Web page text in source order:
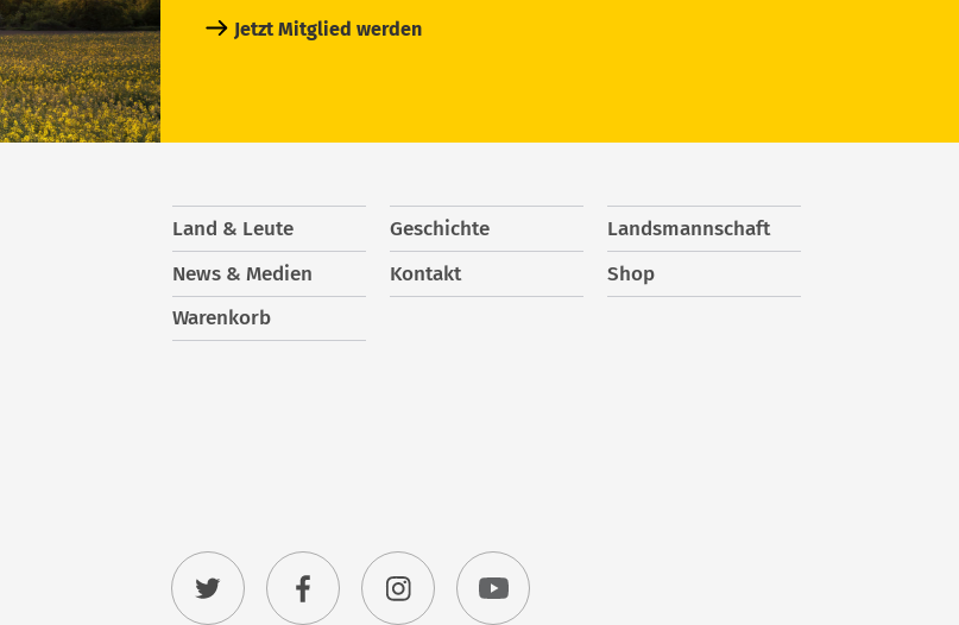
Jetzt Mitglied werden
Land & Leute Geschichte
Landsmannschaft
News & Medien
Kontakt
Shop
Warenkorb